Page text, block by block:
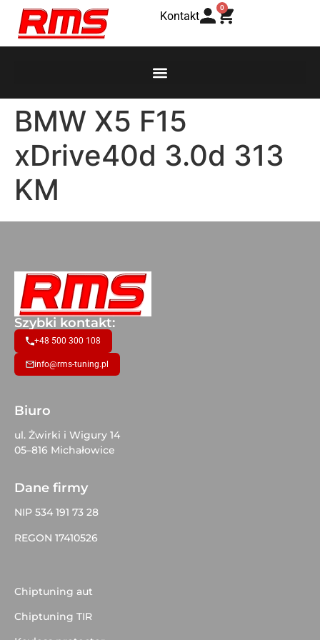
Kontakt
0
BMW X5 F15
xDrive40d 3.0d 313
KM
Szybki kontakt:
+48 500 300 108
info@rms-tuning.pl
Biuro
ul. Żwirki i Wigury 14
05–816 Michałowice
Dane firmy
NIP 534 191 73 28
REGON 17410526
Chiptuning aut
Chiptuning TIR